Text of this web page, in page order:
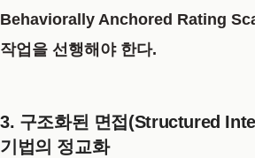
Behaviorally Anchored Rating
작업을 선행해야 한다.
3. 구조화된 면접(Structured
기법의 정교화